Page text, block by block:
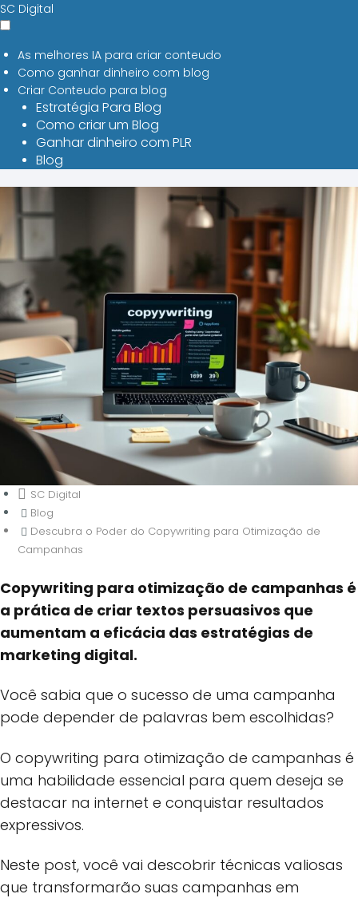
SC Digital
As melhores IA para criar conteudo
Como ganhar dinheiro com blog
Criar Conteudo para blog
Estratégia Para Blog
Como criar um Blog
Ganhar dinheiro com PLR
Blog
Descubra o Poder do Copywriting
para Otimização de Campanhas
SC Digital
Blog
Descubra o Poder do Copywriting para Otimização de
Campanhas
Copywriting para otimização de campanhas é
a prática de criar textos persuasivos que
aumentam a eficácia das estratégias de
marketing digital.
Você sabia que o sucesso de uma campanha
pode depender de palavras bem escolhidas?
O copywriting para otimização de campanhas é
uma habilidade essencial para quem deseja se
destacar na internet e conquistar resultados
expressivos.
Neste post, você vai descobrir técnicas valiosas
que transformarão suas campanhas em